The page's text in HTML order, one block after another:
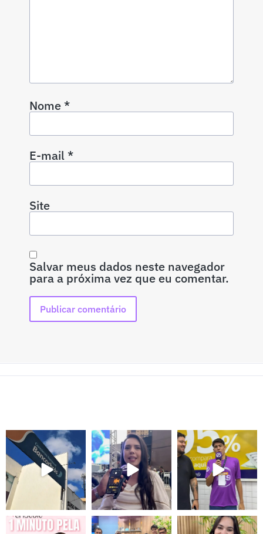
Nome*
E-mail*
Site
Salvar meus dados neste navegador
para a próxima vez que eu comentar.